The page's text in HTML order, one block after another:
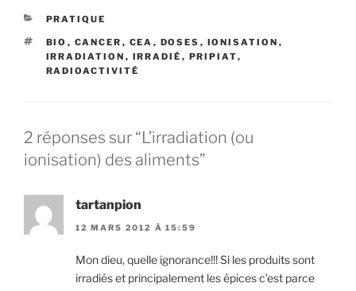
CATÉGORIES
PRATIQUE
ÉTIQUETTES
BIO , CANCER , CEA , DOSES , IONISATION ,
IRRADIATION , IRRADIÉ , PRIPIAT,
RADIOACTIVITÉ
2 réponses sur “L’irradiation (ou
ionisation) des aliments”
tartanpion
12 MARS 2012 À 15:59
Mon dieu, quelle ignorance!!! Si les produits sont
irradiés et principalement les épices c’est parce